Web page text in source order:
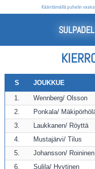
Kääntämällä puhelin
S JOUKKUE
1.
Wennberg/ Olsson
2.
Ponkala/
3.
Laukkanen/ Röyttä
4.
Mustajärvi/ Tilus
5.
Johansson/ Roininen
6.
Sulila/ Hyytinen